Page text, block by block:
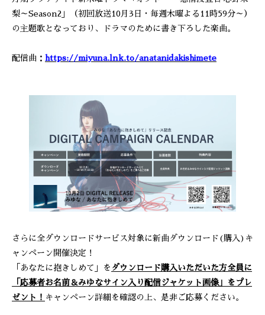
梨～Season2」（初回放送10月3日・毎週木曜よる11時59分～）
の主題歌となっており、ドラマのために書き下ろした楽曲。
配信曲： https://miyuna.lnk.to/anatanidakishimete
さらに全ダウンロードサービス対象に新曲ダウンロード(購入)キ
ャンペーン開催決定！
「あなたに抱きしめて」を ダウンロード購入いただいた方全員に
「応募者お名前＆みゆなサイン入り配信ジャケット画像」をプレ
ゼント！ キャンペーン詳細を確認の上、是非ご応募ください。